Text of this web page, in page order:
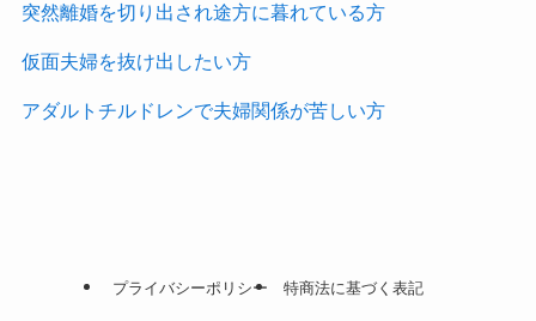
突然離婚を切り出され途方に暮れている方
仮面夫婦を抜け出したい方
アダルトチルドレンで夫婦関係が苦しい方
プライバシーポリシー 特商法に基づく表記